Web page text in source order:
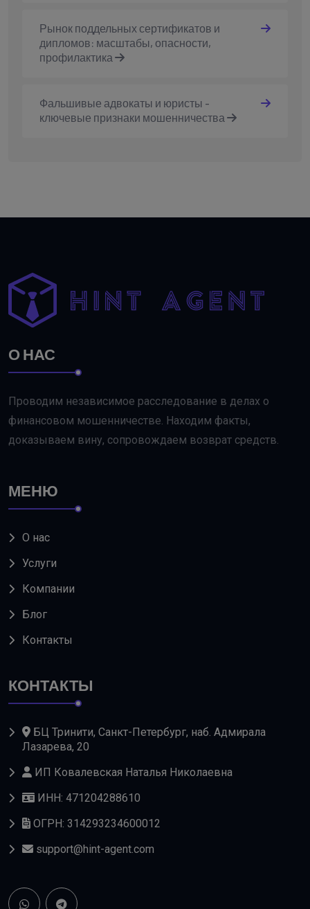
Рынок поддельных сертификатов и
дипломов: масштабы, опасности,
профилактика
Фальшивые адвокаты и юристы -
ключевые признаки мошенничества
О НАС
Проводим независимое расследование в делах о
финансовом мошенничестве. Находим факты,
доказываем вину, сопровождаем возврат средств.
МЕНЮ
О нас
Услуги
Компании
Блог
Контакты
КОНТАКТЫ
БЦ Тринити, Санкт-Петербург, наб. Адмирала
Лазарева, 20
ИП Ковалевская Наталья Николаевна
ИНН: 471204288610
ОГРН: 314293234600012
support@hint-agent.com